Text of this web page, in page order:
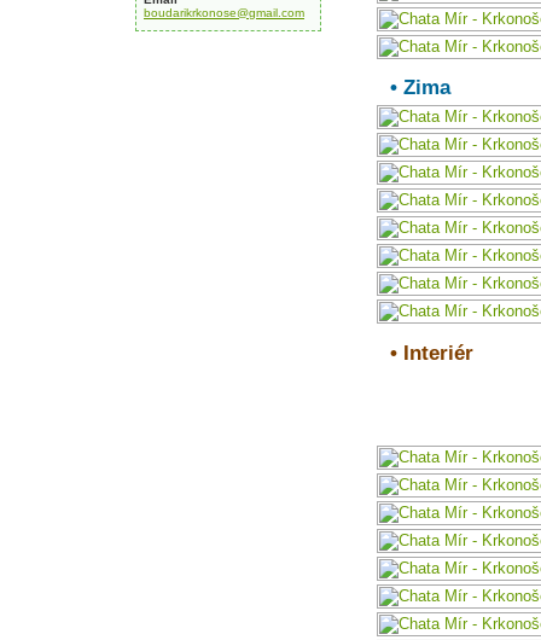
boudarikrkonose@gmail.com
• Zima
• Interiér